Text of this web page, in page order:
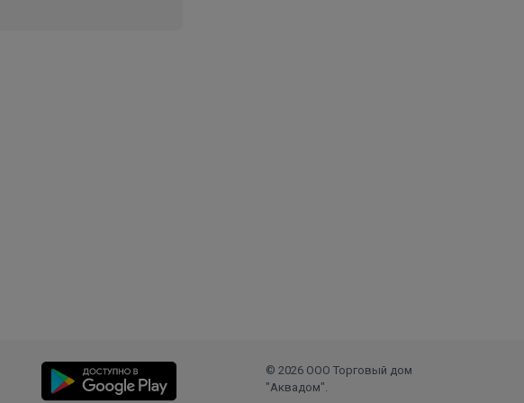
© 2026 ООО Торговый дом
"Аквадом".